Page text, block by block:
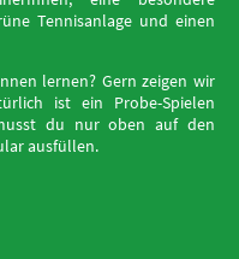
Tennisanlage und einen
lernen? Gern zeigen wir
ist ein Probe-Spielen
du nur oben auf den
ausfüllen.